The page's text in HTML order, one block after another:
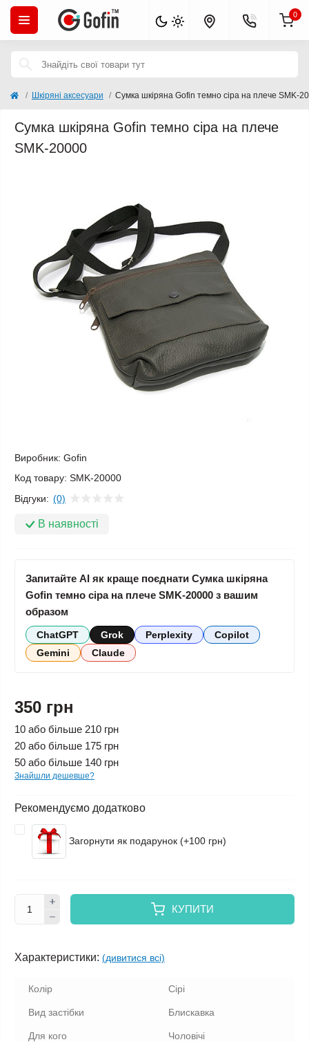
0
Шкіряні аксесуари Сумка шкіряна Gofin темно сіра на плече SMK-
Сумка шкіряна Gofin темно сіра на плече
SMK-20000
Виробник: Gofin
Код товару: SMK-20000
Відгуки: (0)
В наявності
Запитайте AI як краще поєднати Сумка шкіряна
Gofin темно сіра на плече SMK-20000 з вашим
образом
ChatGPT Grok Perplexity
Copilot
Gemini
Claude
350 грн
10 або більше 210 грн
20 або більше 175 грн
50 або більше 140 грн
Знайшли дешевше?
Рекомендуємо додатково
Загорнути як подарунок (+100 грн)
КУПИТИ
Характеристики: (дивитися всі)
Колір Сірі
Вид застібки Блискавка
Для кого Чоловічі